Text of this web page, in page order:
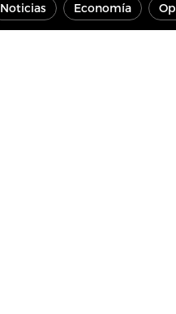
Noticias Economía